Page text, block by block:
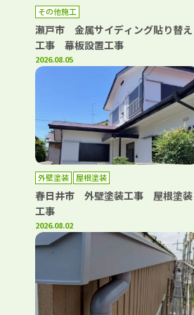
その他施工
瀬戸市 金属サイディング貼り替え
工事 幕板設置工事
2026.08.05
外壁塗装 屋根塗装
春日井市 外壁塗装工事 屋根塗装
工事
2026.08.02